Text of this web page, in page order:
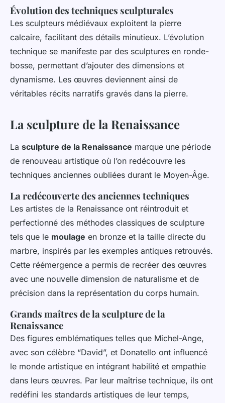
Évolution des techniques sculpturales
Les sculpteurs médiévaux exploitent la pierre
calcaire, facilitant des détails minutieux. L’évolution
technique se manifeste par des sculptures en ronde-
bosse, permettant d’ajouter des dimensions et
dynamisme. Les œuvres deviennent ainsi de
véritables récits narratifs gravés dans la pierre.
La sculpture de la Renaissance
La sculpture de la Renaissance marque une période
de renouveau artistique où l’on redécouvre les
techniques anciennes oubliées durant le Moyen-Âge.
La redécouverte des anciennes techniques
Les artistes de la Renaissance ont réintroduit et
perfectionné des méthodes classiques de sculpture
tels que le moulage en bronze et la taille directe du
marbre, inspirés par les exemples antiques retrouvés.
Cette réémergence a permis de recréer des œuvres
avec une nouvelle dimension de naturalisme et de
précision dans la représentation du corps humain.
Grands maîtres de la sculpture de la
Renaissance
Des figures emblématiques telles que Michel-Ange,
avec son célèbre “David”, et Donatello ont influencé
le monde artistique en intégrant habilité et empathie
dans leurs œuvres. Par leur maîtrise technique, ils ont
redéfini les standards artistiques de leur temps,